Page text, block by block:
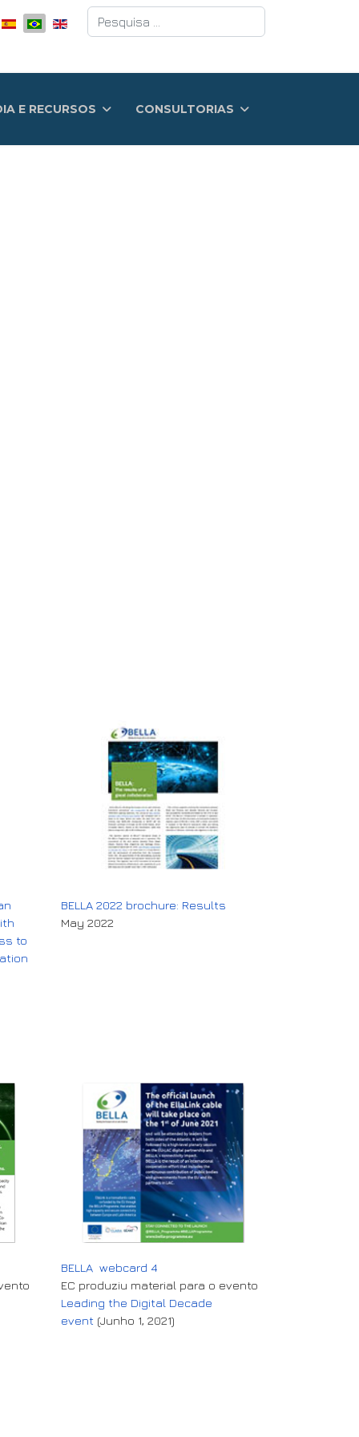
Pesquisar
E RECURSOS CONSULTORIAS
to
BELLA 2022 brochure: Results
May 2022
BELLA webcard 4
EC produziu material para o evento
Leading the Digital Decade
event (Junho 1, 2021)